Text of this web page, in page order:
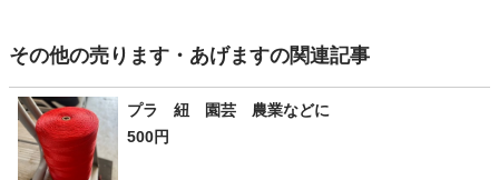
その他の売ります・あげますの関連記事
プラ 紐 園芸 農業などに
500円